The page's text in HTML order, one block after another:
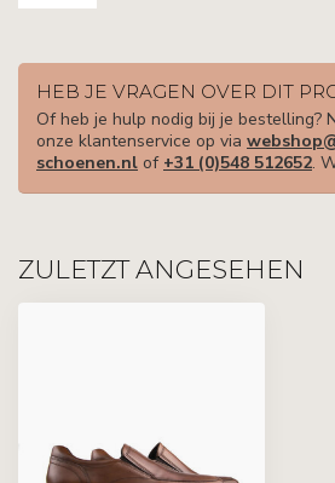
HEB JE VRAGEN OVER DIT
Of heb je hulp nodig bij je bestelling?
onze klantenservice op via
schoenen.nl of +31 (0)548 512652.
ZULETZT ANGESEHEN